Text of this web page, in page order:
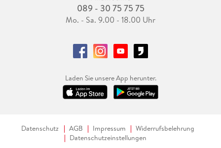
089 - 30 75 75 75
Mo. - Sa. 9.00 - 18.00 Uhr
Laden Sie unsere App herunter.
Datenschutz AGB Impressum
Widerrufsbelehrung
Datenschutzeinstellungen